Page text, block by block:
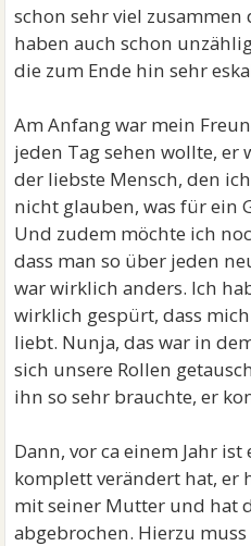
schon sehr viel
haben auch schon
die zum Ende hin sehr
Am Anfang war mein
jeden Tag sehen wollte,
der liebste Mensch, den
nicht glauben, was für ein
Und zudem möchte ich
dass man so über jeden
war wirklich anders. Ich
wirklich gespürt, dass
liebt. Nunja, das war in
sich unsere Rollen
ihn so sehr brauchte, er
Dann, vor ca einem Jahr
komplett verändert hat, er
mit seiner Mutter und hat
abgebrochen. Hierzu